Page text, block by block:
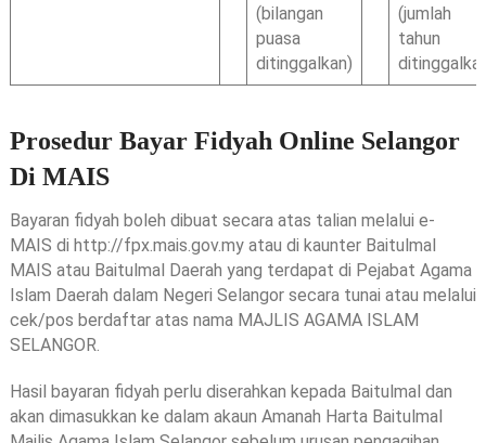
(bilangan
puasa
ditinggalkan)
(jumlah
tahun
Prosedur Bayar Fidyah Online Selangor
Di MAIS
Bayaran fidyah boleh dibuat secara atas talian melalui e-
MAIS di http://fpx.mais.gov.my atau di kaunter Baitulmal
MAIS atau Baitulmal Daerah yang terdapat di Pejabat Agama
Islam Daerah dalam Negeri Selangor secara tunai atau melalui
cek/pos berdaftar atas nama MAJLIS AGAMA ISLAM
SELANGOR.
Hasil bayaran fidyah perlu diserahkan kepada Baitulmal dan
akan dimasukkan ke dalam akaun Amanah Harta Baitulmal